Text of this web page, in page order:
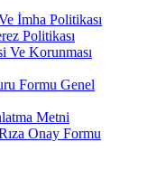
İmha Politikası
Politikası
Ve Korunması
Formu Genel
Metni
Onay Formu